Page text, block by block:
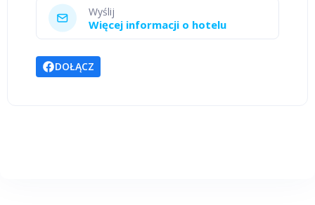
Wyślij
Więcej informacji o hotelu
DOŁĄCZ